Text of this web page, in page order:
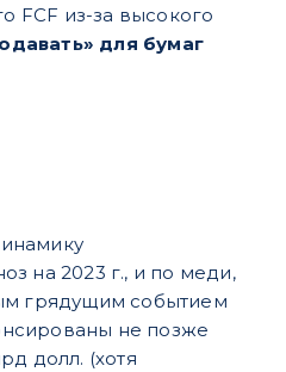
FCF из-за высокого
для бумаг
на 2023 г., и по меди,
грядущим событием
не позже
долл. (хотя